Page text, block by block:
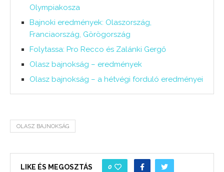
Olympiakosza
Bajnoki eredmények: Olaszország,
Franciaország, Görögország
Folytassa: Pro Recco és Zalánki Gergő
Olasz bajnokság – eredmények
Olasz bajnokság – a hétvégi forduló eredményei
OLASZ BAJNOKSÁG
LIKE ÉS MEGOSZTÁS 0